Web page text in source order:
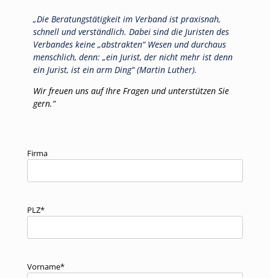
„Die Beratungstätigkeit im Verband ist praxisnah,
schnell und verständlich. Dabei sind die Juristen des
Verbandes keine „abstrakten“ Wesen und durchaus
menschlich, denn: „ein Jurist, der nicht mehr ist denn
ein Jurist, ist ein arm Ding“ (Martin Luther).
Wir freuen uns auf Ihre Fragen und unterstützen Sie
gern.“
Firma
PLZ*
Vorname*